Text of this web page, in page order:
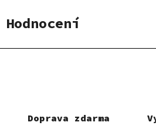
Doprava zdarma
Hodnocení